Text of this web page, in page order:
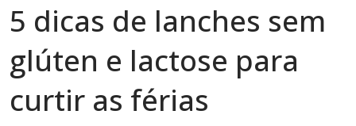
5 dicas de lanches sem
glúten e lactose para
curtir as férias